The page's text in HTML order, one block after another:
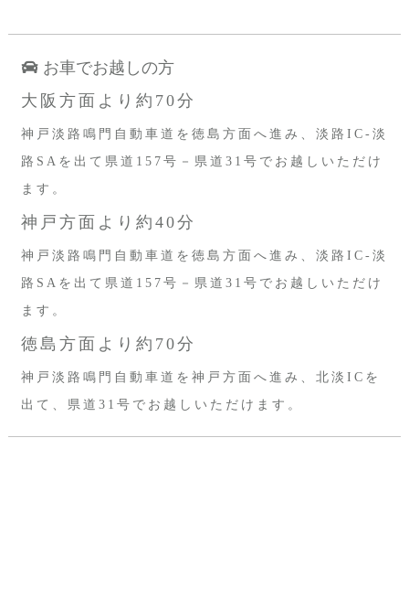
お車でお越しの方
大阪方面より約70分
神戸淡路鳴門自動車道を徳島方面へ進み、淡路IC-淡
路SAを出て県道157号－県道31号でお越しいただけ
ます。
神戸方面より約40分
神戸淡路鳴門自動車道を徳島方面へ進み、淡路IC-淡
路SAを出て県道157号－県道31号でお越しいただけ
ます。
徳島方面より約70分
神戸淡路鳴門自動車道を神戸方面へ進み、北淡ICを
出て、県道31号でお越しいただけます。